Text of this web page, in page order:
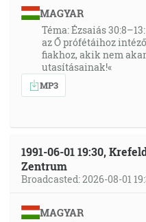
MAGYAR
Téma: Ézsaiás
az Ő prófétáihoz
fiakhoz, akik nem
utasításainak!«
MP3
1991-06-01 19:30,
Zentrum
Broadcasted: 2026-08-01
MAGYAR